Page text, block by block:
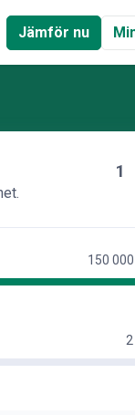
Jämför nu
1
150